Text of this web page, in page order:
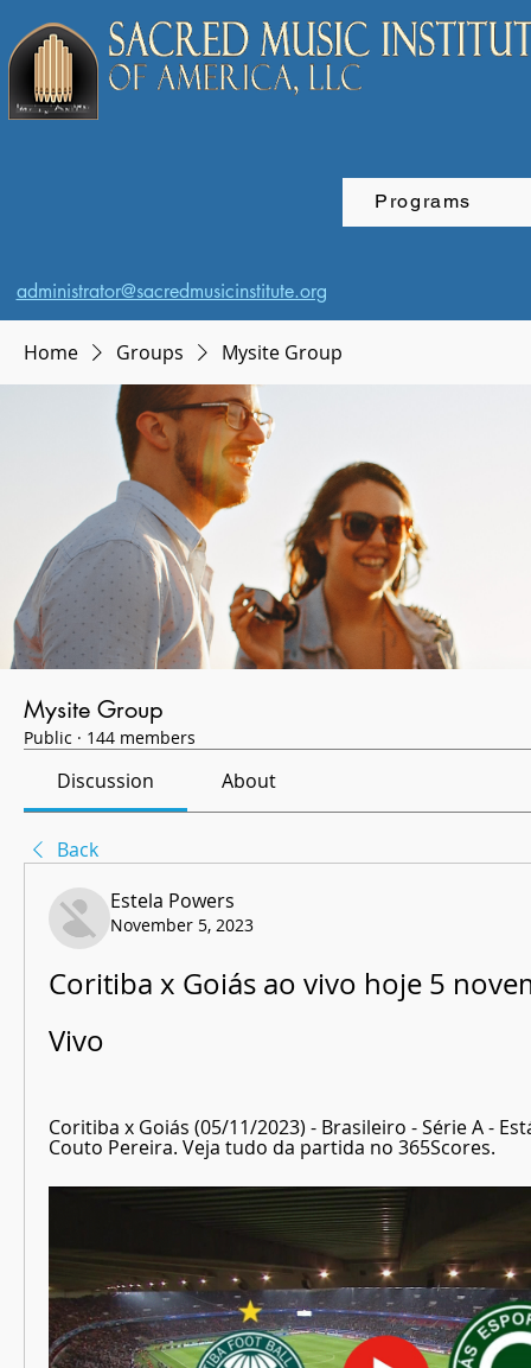
Programs
administrator@sacredmusicinstitute.org
Home Groups Mysite Group
Mysite Group
Public · 144 members
Discussion About
Back
Estela Powers
November 5, 2023
Coritiba x Goiás ao vivo hoje 5
Vivo
Coritiba x Goiás (05/11/2023) - Brasileiro - Série A -
Couto Pereira. Veja tudo da partida no 365Scores.